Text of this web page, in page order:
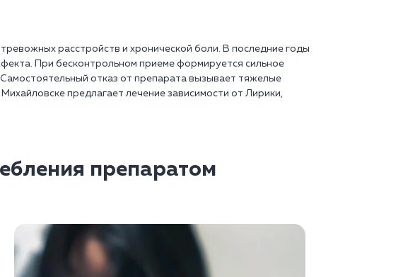
расстройств и хронической боли. В последние годы
При бесконтрольном приеме формируется сильное
отказ от препарата вызывает тяжелые
предлагает лечение зависимости от Лирики,
препаратом